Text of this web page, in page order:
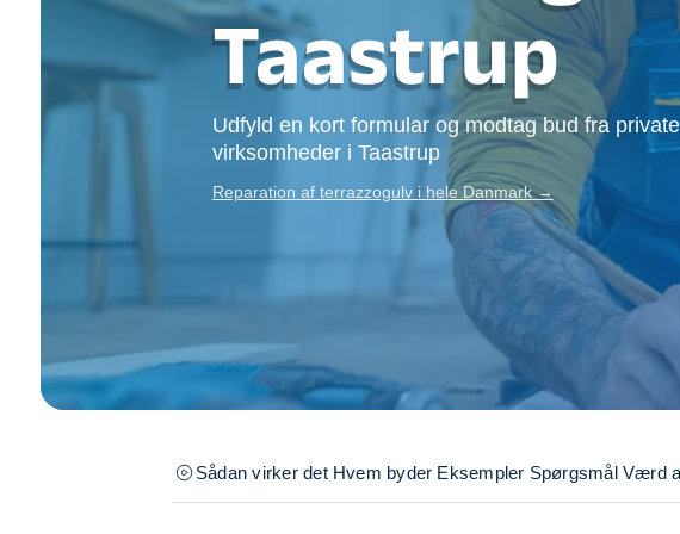
Opsætning af skillevæg
Tømrer
Tunge løft
Underholdning
Se alle...
Taastrup
Udfyld en kort formular og modtag bud fra
virksomheder i Taastrup
Reparation af terrazzogulv i hele Danmark →
Sådan virker det Hvem byder Eksempler Spørgsmål Værd